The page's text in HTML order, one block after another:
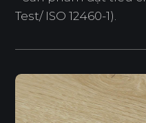
Test/ ISO 12460-1).